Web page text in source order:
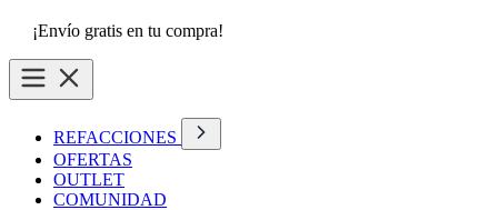
¡Envío gratis en tu compra!
REFACCIONES
OFERTAS
OUTLET
COMUNIDAD